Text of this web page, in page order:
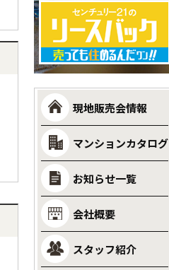
現地販売会情報
マンションカタログ
お知らせ一覧
会社概要
スタッフ紹介